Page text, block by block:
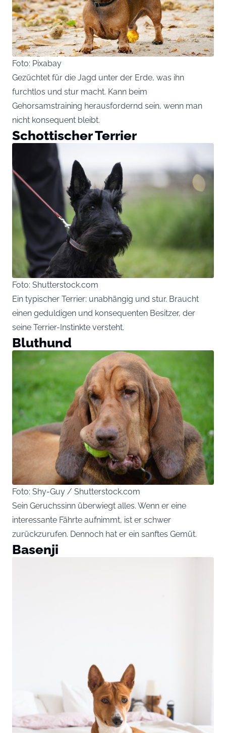
Foto: Pixabay
Gezüchtet für die Jagd unter der Erde, was ihn
furchtlos und stur macht. Kann beim
Gehorsamstraining herausfordernd sein, wenn man
nicht konsequent bleibt.
Schottischer Terrier
Foto: Shutterstock.com
Ein typischer Terrier: unabhängig und stur. Braucht
einen geduldigen und konsequenten Besitzer, der
seine Terrier-Instinkte versteht.
Bluthund
Foto: Shy-Guy / Shutterstock.com
Sein Geruchssinn überwiegt alles. Wenn er eine
interessante Fährte aufnimmt, ist er schwer
zurückzurufen. Dennoch hat er ein sanftes Gemüt.
Basenji